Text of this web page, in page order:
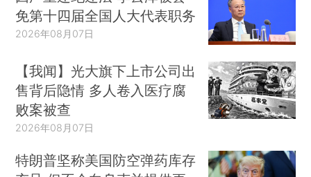
免第十四届全国人大代表职务
2026年08月07日
【我闻】光大旗下上市公司出
售背后隐情 多人卷入医疗腐
败案被查
2026年08月07日
特朗普坚称美国防空弹药库存